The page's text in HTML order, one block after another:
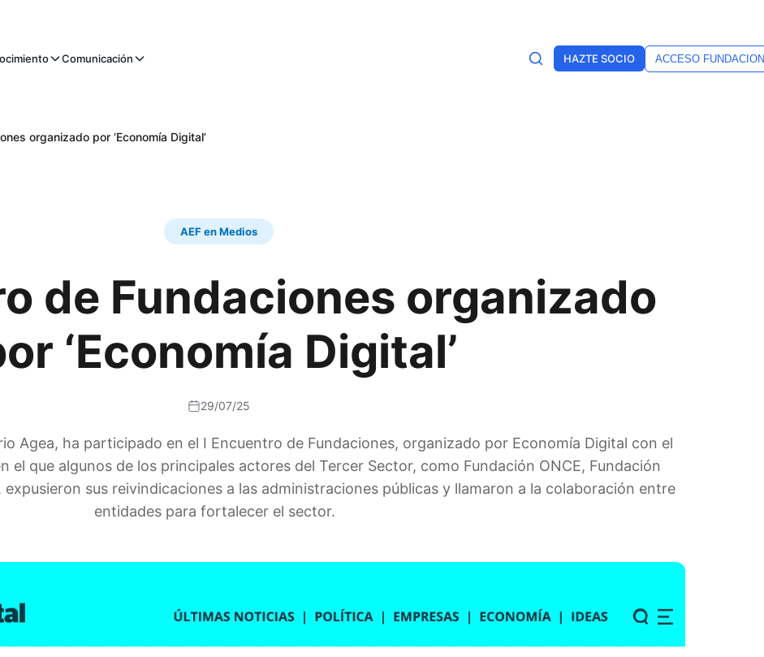
Comunicación HAZTE SOCIO ACCESO
organizado por ‘Economía Digital’
AEF en Medios
de Fundaciones organizado
‘Economía Digital’
29/07/25
Agea, ha participado en el I Encuentro de Fundaciones, organizado por Economía Digital con el
el que algunos de los principales actores del Tercer Sector, como Fundación ONCE, Fundación
sus reivindicaciones a las administraciones públicas y llamaron a la colaboración entre
entidades para fortalecer el sector.